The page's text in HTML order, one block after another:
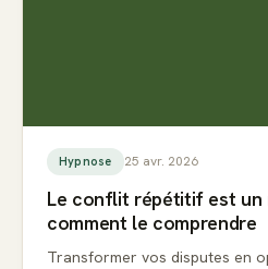
Hypnose 25 avr. 2026
Le conflit répétitif est un
comment le comprendre
Transformer vos disputes en